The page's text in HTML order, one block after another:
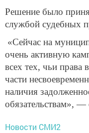
Решение было
службой судебных
«Сейчас на
очень активную
всех тех, чьи
части
наличия
обязательствам», —
Новости СМИ2